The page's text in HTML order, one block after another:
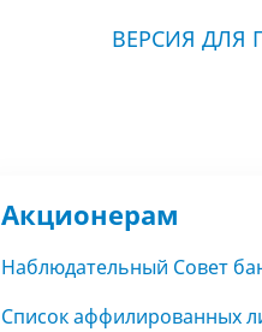
ВЕРСИЯ ДЛЯ
Акционерам
Наблюдательный Совет
Список аффилированных